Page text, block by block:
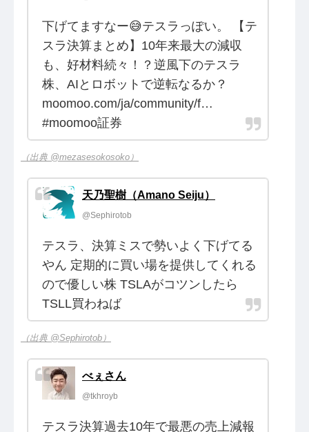
下げてますなー😅テスラっぽい。 【テ
スラ決算まとめ】10年来最大の減収
も、好材料続々！？逆風下のテスラ
株、AIとロボットで逆転なるか？
moomoo.com/ja/community/f…
#moomoo証券
（出典 @mezasesokosoko）
天乃聖樹（Amano Seiju）
@Sephirotob
テスラ、決算ミスで勢いよく下げてる
やん 定期的に買い場を提供してくれる
ので優しい株 TSLAがコツンしたら
TSLL買わねば
（出典 @Sephirotob）
べぇさん
@tkhroyb
テスラ決算過去10年で最悪の売上減報